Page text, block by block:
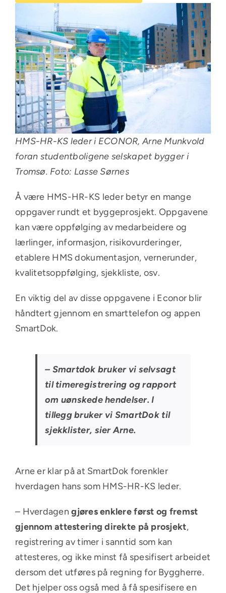
HMS-HR-KS leder i ECONOR, Arne Munkvold
foran studentboligene selskapet bygger i
Tromsø. Foto: Lasse Sørnes
Å være HMS-HR-KS leder betyr en mange
oppgaver rundt et byggeprosjekt. Oppgavene
kan være oppfølging av medarbeidere og
lærlinger, informasjon, risikovurderinger,
etablere HMS dokumentasjon, vernerunder,
kvalitetsoppfølging, sjekkliste, osv.
En viktig del av disse oppgavene i Econor blir
håndtert gjennom en smarttelefon og appen
SmartDok.
– Smartdok bruker vi selvsagt
tiltimeregistrering og rapport
om uønskede hendelser. I
tillegg bruker vi SmartDok til
sjekklister, sier Arne.
Arne er klar på at SmartDok forenkler
hverdagen hans som HMS-HR-KS leder.
– Hverdagengjøres enklere først og fremst
gjennom attestering direkte på prosjekt,
registrering av timer i sanntid som kan
attesteres, og ikke minst få spesifisert arbeidet
dersom det utføres på regning for Byggherre.
Det hjelper oss også med å få spesifisere en